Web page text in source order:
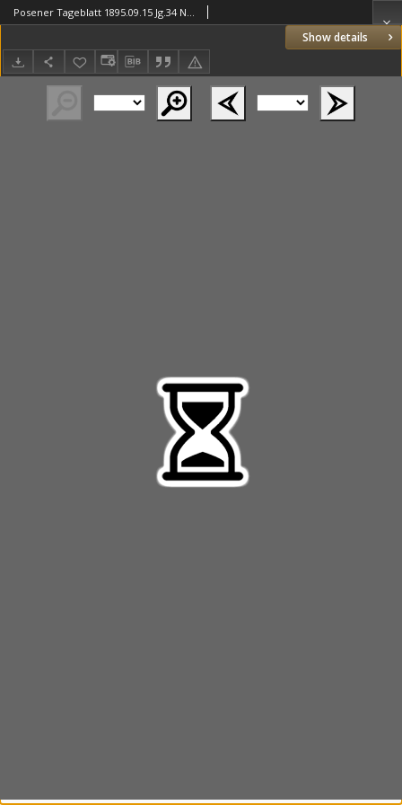
Show details
Posener Tageblatt 1895.09.15 Jg.34 Nr432